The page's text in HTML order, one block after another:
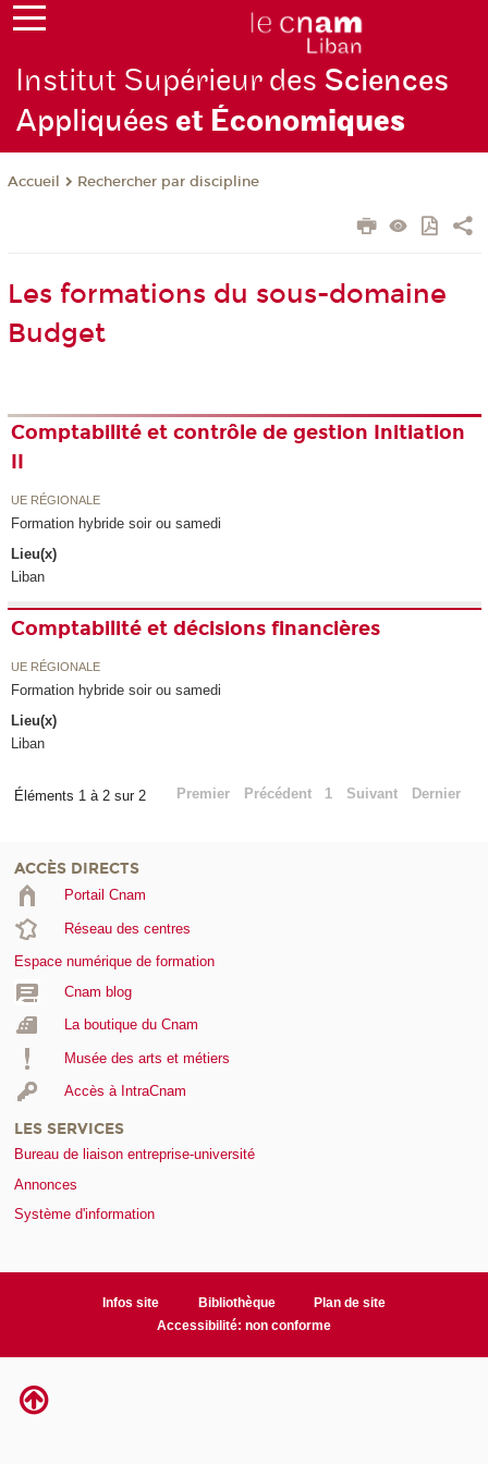
Institut Supérieur des Sciences
Appliquéeset Économiques
Accueil Rechercher par discipline
Les formations du sous-domaine
Budget
Comptabilité et contrôle de gestion Initiation
II
UE RÉGIONALE
Formation hybride soir ou samedi
Lieu(x)
Liban
Comptabilité et décisions financières
UE RÉGIONALE
Formation hybride soir ou samedi
Lieu(x)
Liban
Éléments 1 à 2 sur 2 Premier Précédent 1 Suivant Dernier
ACCÈS DIRECTS
Portail Cnam
Réseau des centres
Espace numérique de formation
Cnam blog
La boutique du Cnam
Musée des arts et métiers
Accès à IntraCnam
LES SERVICES
Bureau de liaison entreprise-université
Annonces
Système d'information
Infos site Bibliothèque
Plan de site
Accessibilité: non conforme